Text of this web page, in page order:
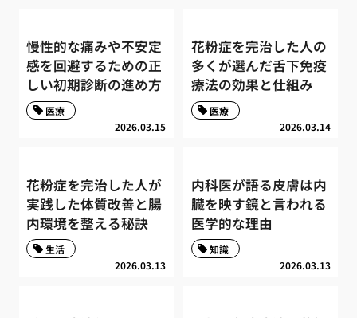
慢性的な痛みや不安定
感を回避するための正
しい初期診断の進め方
2026.03.15
医療
花粉症を完治した人の
多くが選んだ舌下免疫
療法の効果と仕組み
2026.03.14
医療
花粉症を完治した人が
実践した体質改善と腸
内環境を整える秘訣
2026.03.13
生活
内科医が語る皮膚は内
臓を映す鏡と言われる
医学的な理由
2026.03.13
知識